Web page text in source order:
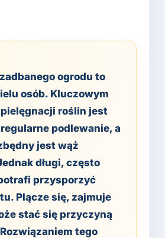
ogrodu to
osób. Kluczowym
roślin jest
podlewanie, a
jest wąż
długi, często
przysporzyć
Plącze się, zajmuje
stać się przyczyną
tego